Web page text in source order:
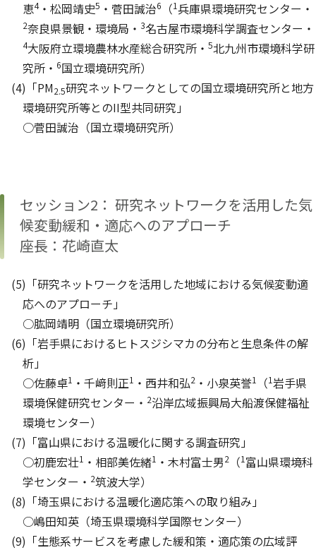
恵4・松岡靖史5 ・菅田誠治6 （1兵庫県環境研究センター・
2奈良県景観・環境局・ 3名古屋市環境科学調査センター・
4大阪府立環境農林水産総合研究所・ 5北九州市環境科学研
究所・ 6国立環境研究所）
(4)「PM2.5研究ネットワークとしての国立環境研究所と地方
環境研究所等とのII型共同研究」
○菅田誠治（国立環境研究所）
セッション2： 研究ネットワークを活用した気
候変動緩和・適応へのアプローチ
座長：花崎直太
(5)「研究ネットワークを活用した地域における気候変動適
応へのアプローチ」
○肱岡靖明（国立環境研究所）
(6)「岩手県におけるヒトスジシマカの分布と生息条件の解
析」
○佐藤卓1 ・千﨑則正1 ・西井和弘2 ・小泉英誉1 （1岩手県
環境保健研究センター・ 2沿岸広域振興局大船渡保健福祉
環境センター）
(7)「富山県における温暖化に関する調査研究」
○初鹿宏壮1 ・相部美佐緒1 ・木村富士男2 （1 富山県環境科
学センター・ 2筑波大学）
(8)「埼玉県における温暖化適応策への取り組み」
○嶋田知英（埼玉県環境科学国際センター）
(9)「生態系サービスを考慮した緩和策・適応策の広域評